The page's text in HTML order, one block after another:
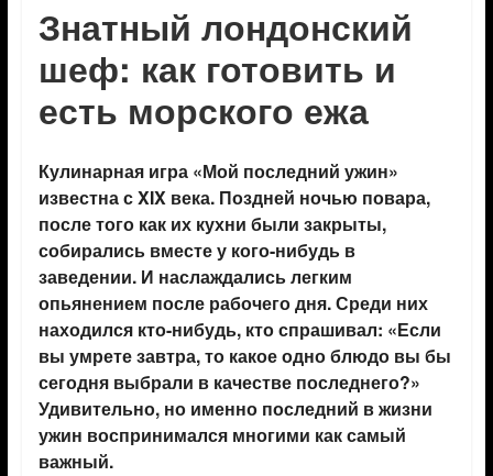
Знатный лондонский
шеф: как готовить и
есть морского ежа
Кулинарная игра «Мой последний ужин»
известна с XIX века. Поздней ночью повара,
после того как их кухни были закрыты,
собирались вместе у кого-нибудь в
заведении. И наслаждались легким
опьянением после рабочего дня. Среди них
находился кто-нибудь, кто спрашивал: «Если
вы умрете завтра, то какое одно блюдо вы бы
сегодня выбрали в качестве последнего?»
Удивительно, но именно последний в жизни
ужин воспринимался многими как самый
важный.